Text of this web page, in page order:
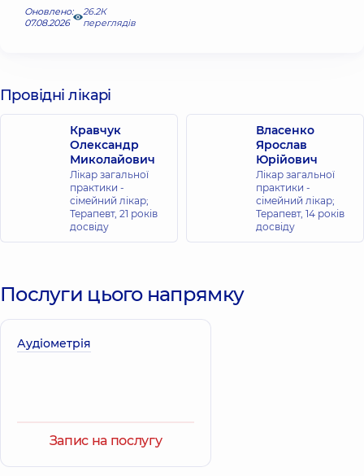
Оновлено:
07.08.2026
26.2К
переглядів
Провідні лікарі
Кравчук
Олександр
Миколайович
Лікар загальної
практики -
сімейний лікар;
Терапевт, 21 років
досвіду
Власенко
Ярослав
Юрійович
Лікар загальної
практики -
сімейний лікар;
Терапевт, 14 років
досвіду
Послуги цього напрямку
Аудіометрія
Запис на послугу